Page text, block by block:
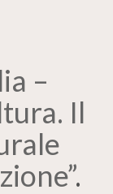
–
Il
.